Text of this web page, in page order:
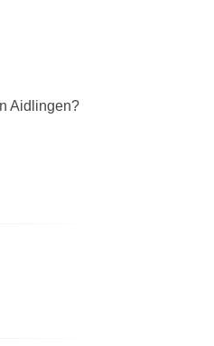
Aidlingen?